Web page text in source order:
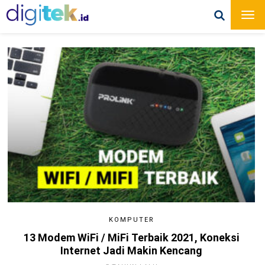
KOMPUTER
13 Modem WiFi / MiFi Terbaik 2021, Koneksi
Internet Jadi Makin Kencang